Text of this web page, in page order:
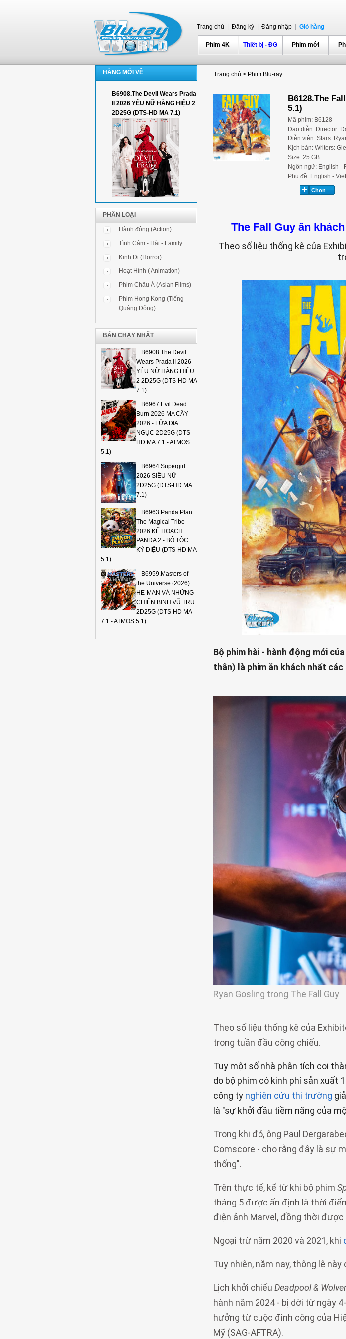
Trang chủ Đăng ký Đăng nhập Giỏ hàng
Phim 4K Thiết bị - ĐG Phim mới
HÀNG MỚI VỀ
B6908.The Devil Wears Prada
II 2026 YÊU NỮ HÀNG HIỆU 2
2D25G (DTS-HD MA 7.1)
PHÂN LOẠI
Hành động (Action)
Tình Cảm - Hài - Family
Kinh Dị (Horror)
Hoạt Hình ( Animation)
Phim Châu Á (Asian Films)
Phim Hong Kong (Tiếng
Quảng Đông)
BÁN CHẠY NHẤT
B6908.The Devil
Wears Prada II 2026
YÊU NỮ HÀNG HIỆU
2 2D25G (DTS-HD MA
7.1)
B6967.Evil Dead
Burn 2026 MA CÂY
2026 - LỬA ĐỊA
NGỤC 2D25G (DTS-
HD MA 7.1 - ATMOS
5.1)
B6964.Supergirl
2026 SIÊU NỮ
2D25G (DTS-HD MA
7.1)
B6963.Panda Plan
The Magical Tribe
2026 KẾ HOẠCH
PANDA 2 - BỘ TỘC
KỲ DIỆU (DTS-HD MA
5.1)
B6959.Masters of
the Universe (2026)
HE-MAN VÀ NHỮNG
CHIẾN BINH VŨ TRỤ
2D25G (DTS-HD MA
7.1 - ATMOS 5.1)
Trang chủ > Phim Blu-ray
B6128.The
5.1)
Mã phim: B6128
Đạo diễn: Director:
Diễn viên: Stars:
Kịch bản: Writers:
Size: 25 GB
Ngôn ngữ: English -
Phụ đề: English -
The Fall Guy ăn
Theo số liệu thống kê của
Bộ phim hài - hành động mới
thân) là phim ăn khách nhất
Ryan Gosling trong The Fall Guy
Theo số liệu thống kê của
trong tuần đầu công chiếu.
Tuy một số nhà phân tích coi
do bộ phim có kinh phí sản xuất
công ty nghiên cứu thị trường
là "sự khởi đầu tiềm năng của
Trong khi đó, ông Paul
Comscore - cho rằng đây là sự
thống".
Trên thực tế, kể từ khi bộ phim
tháng 5 được ấn định là thời
điện ảnh Marvel, đồng thời
Ngoại trừ năm 2020 và 2021, khi
Tuy nhiên, năm nay, thông lệ này
Lịch khởi chiếu Deadpool &
hành năm 2024 - bị dời từ ngày
hưởng từ cuộc đình công của
Mỹ (SAG-AFTRA).